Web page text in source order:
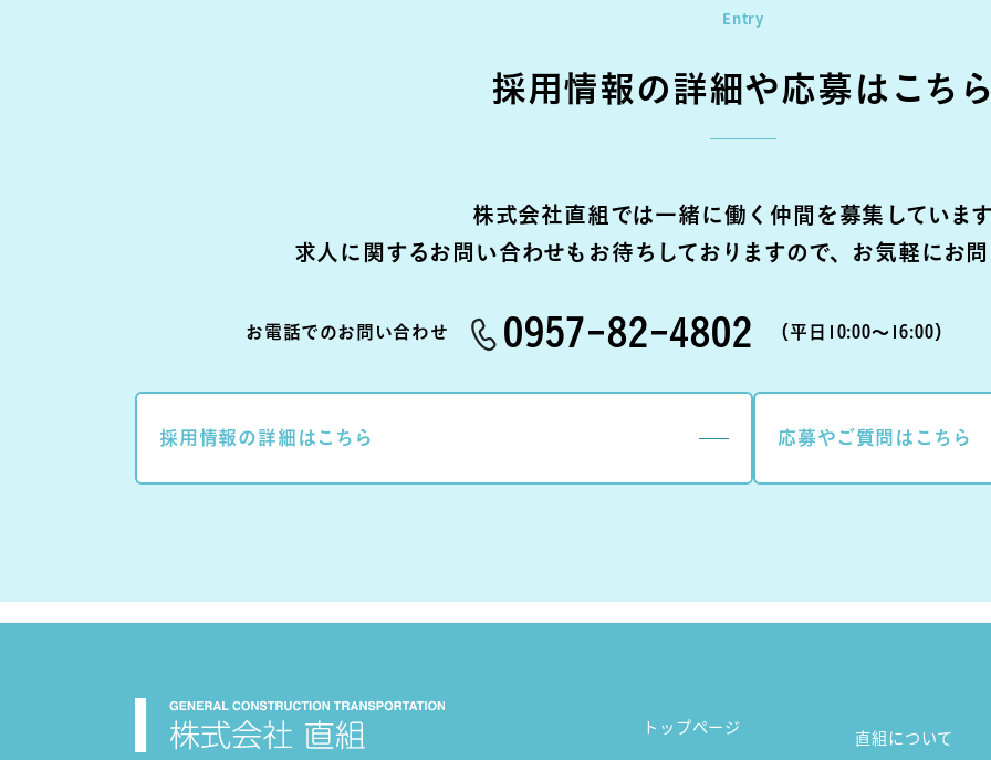
Entry
採用情報の詳細や応募はこち
株式会社直組では一緒に働く仲間を募集していま
求人に関するお問い合わせもお待ちしておりますので、お気軽にお
お電話でのお問い合わせ 0957-82-4802 （平日10:00〜16:00）
採用情報の詳細はこちら 応募やご質問はこちら
トップページ 直組について